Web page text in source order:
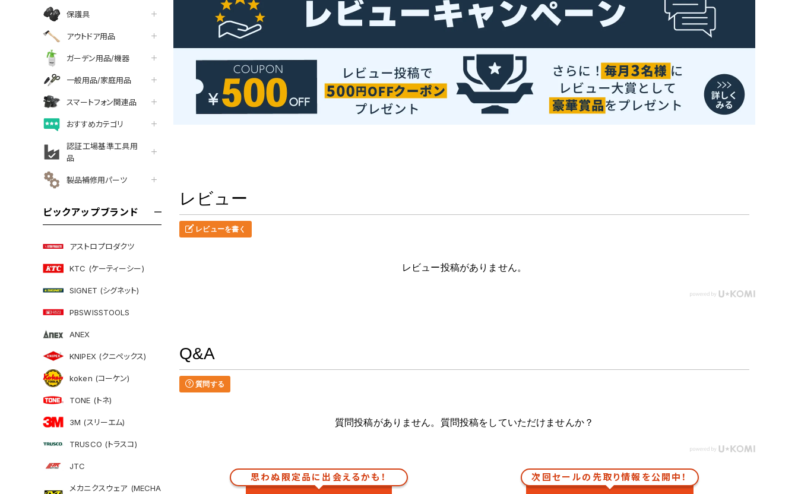
保護具
アウトドア用品
ガーデン用品/機器
一般用品/家庭用品
スマートフォン関連品
おすすめカテゴリ
認証工場基準工具用
品
製品補修用パーツ
ピックアップブランド
アストロプロダクツ
KTC (ケーティーシー)
SIGNET (シグネット)
PBSWISSTOOLS
ANEX
KNIPEX (クニペックス)
koken (コーケン)
TONE (トネ)
3M (スリーエム)
TRUSCO (トラスコ)
JTC
メカニクスウェア (MECHA
レビュー
レビューを書く
レビュー投稿がありません。
Q&A
質問する
質問投稿がありません。質問投稿をしていただけませんか？
思わぬ限定品に出会えるかも！ 次回セールの先取り情報を公開中！